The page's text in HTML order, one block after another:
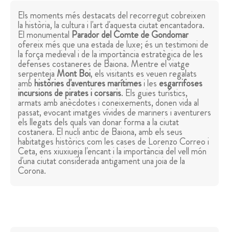
Els moments més destacats del recorregut cobreixen
la història, la cultura i l'art d'aquesta ciutat encantadora.
El monumental Parador del Comte de Gondomar
ofereix més que una estada de luxe; és un testimoni de
la força medieval i de la importància estratègica de les
defenses costaneres de Baiona. Mentre el viatge
serpenteja Mont Boi, els visitants es veuen regalats
ambhistòries d'aventures marítimesi lesesgarrifoses
incursions de pirates i corsaris. Els guies turístics,
armats amb anècdotes i coneixements, donen vida al
passat, evocant imatges vívides de mariners i aventurers
els llegats dels quals van donar forma a la ciutat
costanera. El nucli antic de Baiona, amb els seus
habitatges històrics com les cases de Lorenzo Correo i
Ceta, ens xiuxiueja l'encant i la importància del vell món
d'una ciutat considerada antigament una joia de la
Corona.